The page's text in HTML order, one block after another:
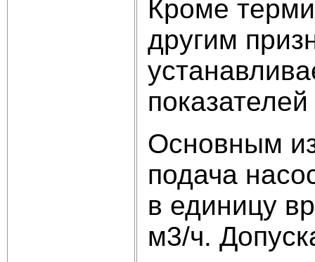
Кроме
другим
Основным
подача
в единицу
м3/ч.